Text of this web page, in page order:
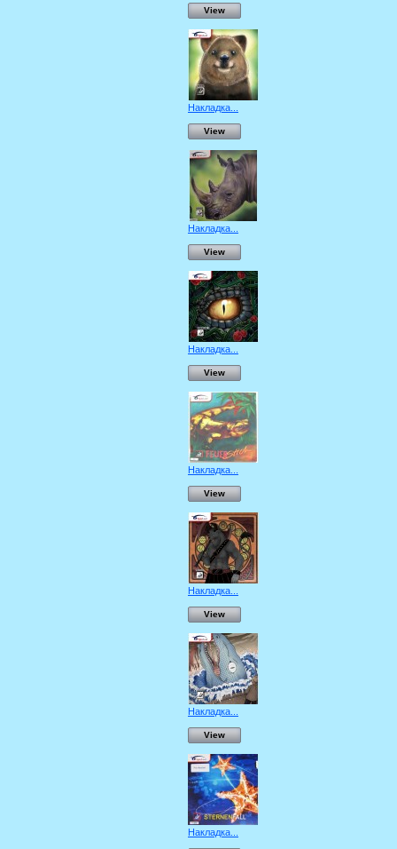
View
Накладка...
View
Накладка...
View
Накладка...
View
Накладка...
View
Накладка...
View
Накладка...
View
Накладка...